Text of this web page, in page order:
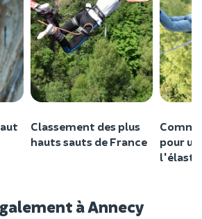
Classement des plus
hauts sauts de France
pour un
à Annecy